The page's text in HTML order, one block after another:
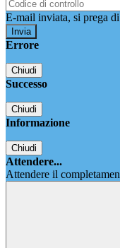
E-mail inviata, si prega
Errore
Chiudi
Successo
Chiudi
Informazione
Chiudi
Attendere...
Attendere il